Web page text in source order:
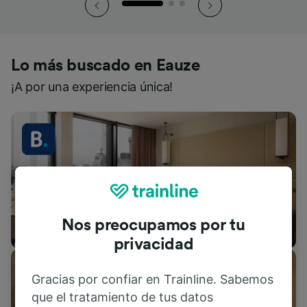
Lo más buscado en Eauze
¡A por una experiencia única!
Alojamientos
Nos preocupamos por tu
privacidad
Gracias por confiar en Trainline. Sabemos
que el tratamiento de tus datos